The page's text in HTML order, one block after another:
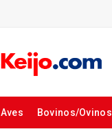
Aves Bovinos/Ovinos